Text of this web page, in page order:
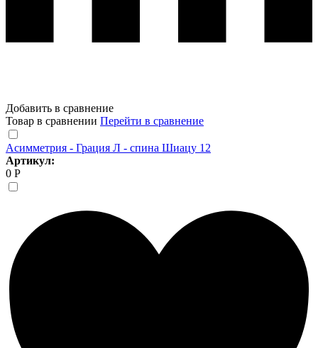
Добавить в сравнение
Товар в сравнении Перейти в сравнение
Асимметрия - Грация Л - спина Шиацу 12
Артикул:
0 Р